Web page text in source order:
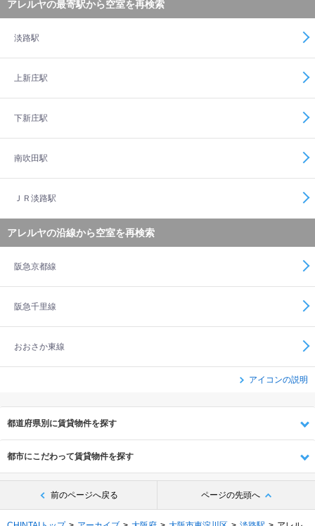
アレルヤの最寄駅から空室を再検索
淡路駅
上新庄駅
下新庄駅
南吹田駅
ＪＲ淡路駅
アレルヤの沿線から空室を再検索
阪急京都線
阪急千里線
おおさか東線
アイコンの説明
都道府県別に賃貸物件を探す
都市にこだわって賃貸物件を探す
前のページへ戻る ページの先頭へ